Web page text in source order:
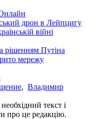
дрон в Лейпцигу
війні
рішенням Путіна
мережу
, Владимир
текст і
про це редакцію.